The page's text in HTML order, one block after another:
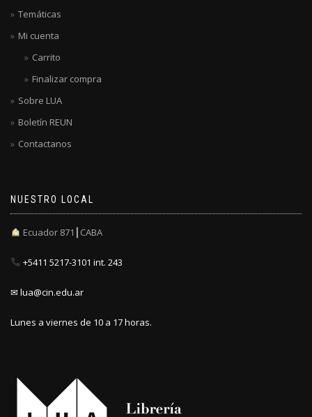
Temáticas
Mi cuenta
Carrito
Finalizar compra
Sobre LUA
Boletín REUN
Contactanos
NUESTRO LOCAL
Ecuador 871┃CABA
+5411 5217-3101 int. 243
✉ lua@cin.edu.ar
Lunes a viernes de 10 a 17 horas.